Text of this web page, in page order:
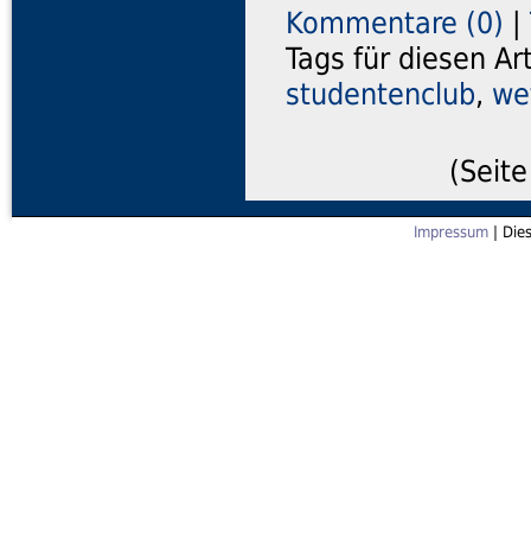
Kommentare (0) |
Tags für diesen
studentenclub,
Impressum |